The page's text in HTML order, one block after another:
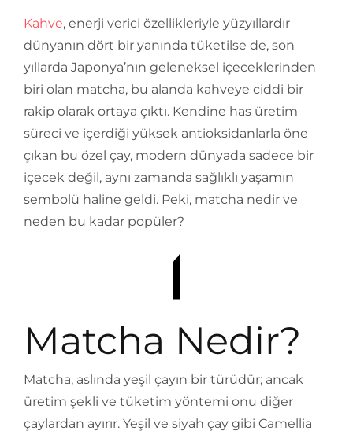
Kahve, enerji verici özellikleriyle yüzyıllardır
dünyanın dört bir yanında tüketilse de, son
yıllarda Japonya’nın geleneksel içeceklerinden
biri olan matcha, bu alanda kahveye ciddi bir
rakip olarak ortaya çıktı. Kendine has üretim
süreci ve içerdiği yüksek antioksidanlarla öne
çıkan bu özel çay, modern dünyada sadece bir
içecek değil, aynı zamanda sağlıklı yaşamın
sembolü haline geldi. Peki, matcha nedir ve
neden bu kadar popüler?
Matcha Nedir?
Matcha, aslında yeşil çayın bir türüdür; ancak
üretim şekli ve tüketim yöntemi onu diğer
çaylardan ayırır. Yeşil ve siyah çay gibi Camellia